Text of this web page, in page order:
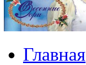
Главная